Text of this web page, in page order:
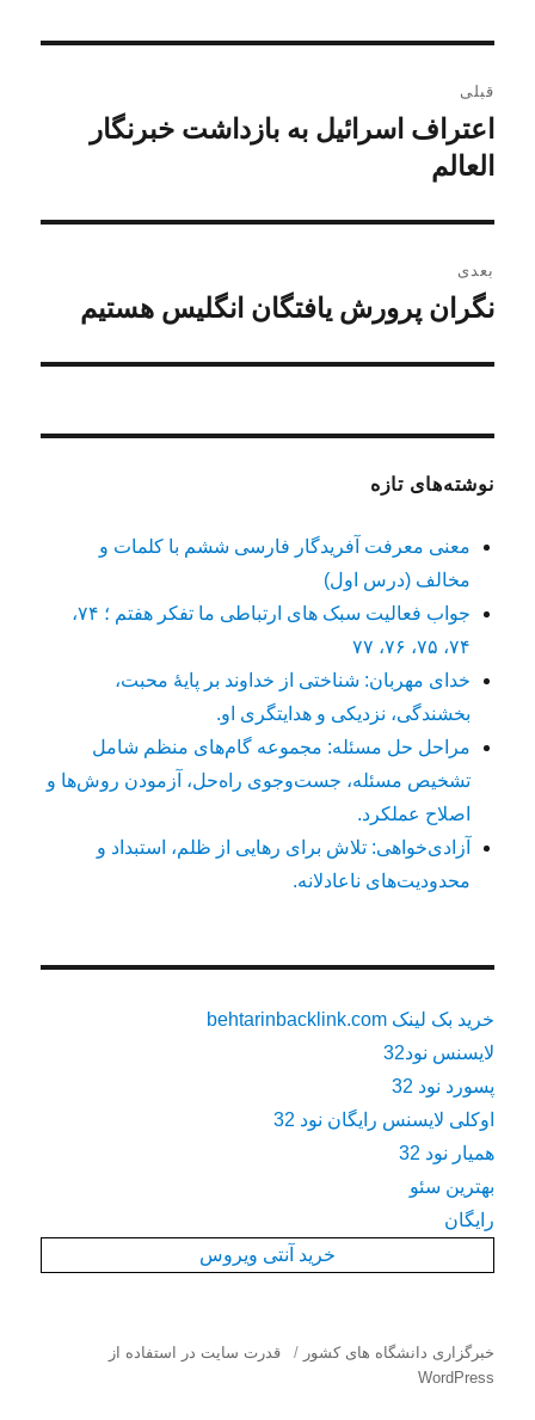
نوشته
قبلی
نوشته
قبلی:
اعتراف اسرائیل به بازداشت خبرنگار
العالم
بعدی
نوشته
نگران پرورش یافتگان انگلیس هستیم
نوشته‌های تازه
معنی معرفت آفریدگار فارسی ششم با کلمات و
مخالف (درس اول)
جواب فعالیت سبک های ارتباطی ما تفکر هفتم ؛ ۷۴،
۷۴، ۷۵، ۷۶، ۷۷
خدای مهربان: شناختی از خداوند بر پایهٔ محبت،
بخشندگی، نزدیکی و هدایتگری او.
مراحل حل مسئله: مجموعه گام‌های منظم شامل
تشخیص مسئله، جست‌وجوی راه‌حل، آزمودن روش‌ها و
اصلاح عملکرد.
آزادی‌خواهی: تلاش برای رهایی از ظلم، استبداد و
محدودیت‌های ناعادلانه.
خرید بک لینک behtarinbacklink.com
لایسنس نود32
پسورد نود 32
اوکلی لایسنس رایگان نود 32
همیار نود 32
بهترین سئو
رایگان
خرید آنتی ویروس
خبرگزاری دانشگاه های کشور
قدرت سایت در استفاده از
WordPress